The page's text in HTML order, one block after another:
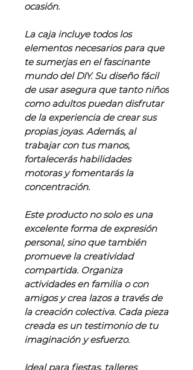
ocasión.
La caja incluye todos los
elementos necesarios para que
te sumerjas en el fascinante
mundo del DIY. Su diseño fácil
de usar asegura que tanto niños
como adultos puedan disfrutar
de la experiencia de crear sus
propias joyas. Además, al
trabajar con tus manos,
fortalecerás habilidades
motoras y fomentarás la
concentración.
Este producto no solo es una
excelente forma de expresión
personal, sino que también
promueve la creatividad
compartida. Organiza
actividades en familia o con
amigos y crea lazos a través de
la creación colectiva. Cada pieza
creada es un testimonio de tu
imaginación y esfuerzo.
Ideal para fiestas, talleres